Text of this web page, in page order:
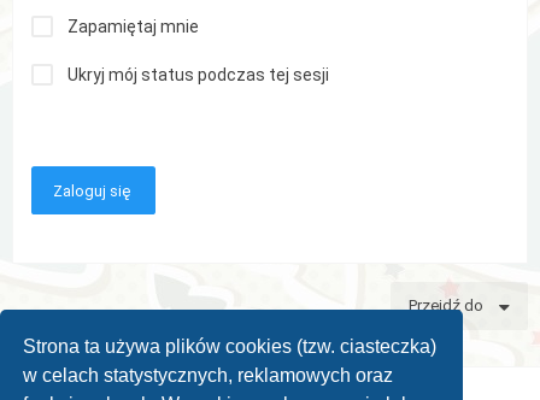
Strona ta używa plików cookies (tzw. ciasteczka)
w celach statystycznych, reklamowych oraz
Zapamiętaj mnie
Ukryj mój status podczas tej sesji
Przejdź do